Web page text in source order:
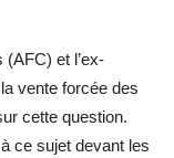
(AFC) et l’ex-
vente forcée des
cette question.
ce sujet devant les